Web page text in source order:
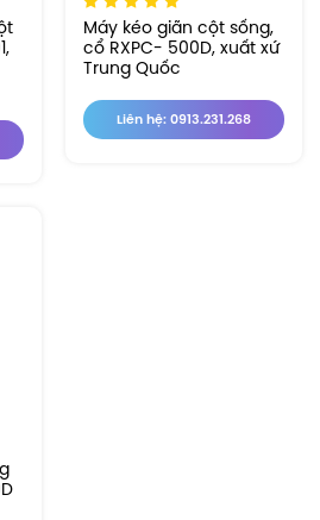
Máy kéo giãn cột sống,
cổ RXPC- 500D, xuất xứ
Trung Quốc
Liên hệ: 0913.231.268